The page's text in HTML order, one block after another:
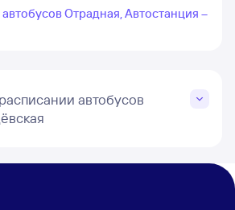
Отрадная, Автостанция –
автобусов